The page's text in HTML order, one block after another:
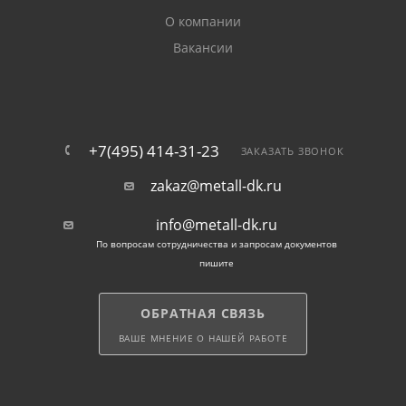
(при толщине металла 6 мм);
Винтовые металлоизделия в наличии могут
использоваться повторно.
При заказе опор у нас мы организуем оперативную
доставку свай по Химкам.
О компании
Вакансии
+7(495) 414-31-23 ЗАКАЗАТЬ ЗВОНОК
zakaz@metall-dk.ru
info@metall-dk.ru
По вопросам сотрудничества и запросам документов
пишите
ОБРАТНАЯ СВЯЗЬ
ВАШЕ МНЕНИЕ О НАШЕЙ РАБОТЕ